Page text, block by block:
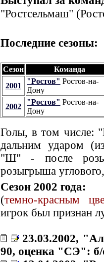
"Ростсельмаш"
Последние сезоны:
Сезон
Команда
2001
"Ростов" Ростов-на-
Дону
2002
"Ростов" Ростов-на-
Дону
Голы, в том числе:
дальним ударом
"Ш" - после
розыгрыша
Сезон 2002 года:
(темно-красным
игрок был признан
23.03.2002,
90, оценка "СЭ": б/